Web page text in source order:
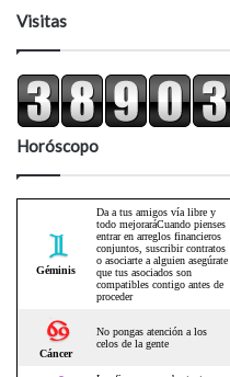
Visitas
Horóscopo